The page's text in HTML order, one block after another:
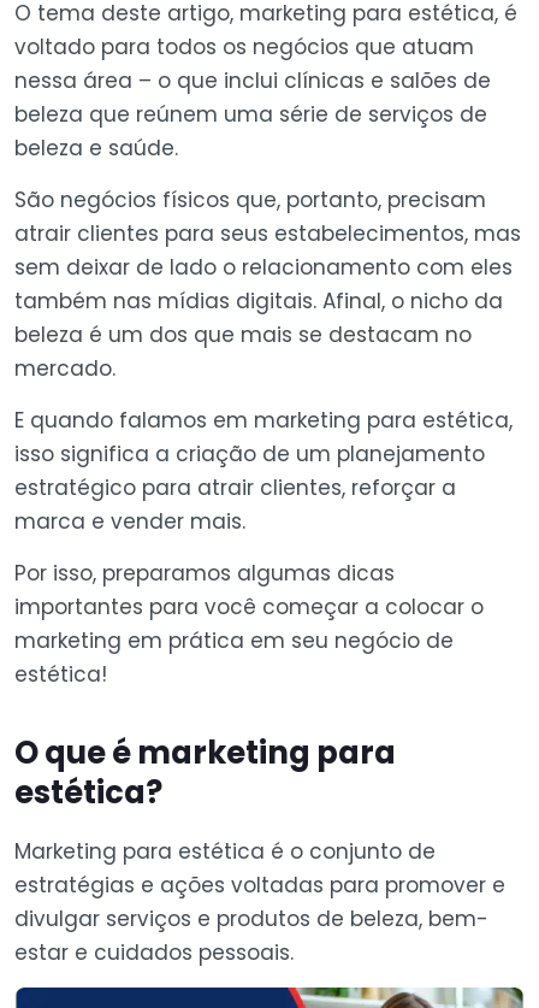
O tema deste artigo, marketing para estética, é
voltado para todos os negócios que atuam
nessa área – o que inclui clínicas e salões de
beleza que reúnem uma série de serviços de
beleza e saúde.
São negócios físicos que, portanto, precisam
atrair clientes para seus estabelecimentos, mas
sem deixar de lado o relacionamento com eles
também nas mídias digitais. Afinal, o nicho da
beleza é um dos que mais se destacam no
mercado.
E quando falamos em marketing para estética,
isso significa a criação de um planejamento
estratégico para atrair clientes, reforçar a
marca e vender mais.
Por isso, preparamos algumas dicas
importantes para você começar a colocar o
marketing em prática em seu negócio de
estética!
O que é marketing para
estética?
Marketing para estética é o conjunto de
estratégias e ações voltadas para promover e
divulgar serviços e produtos de beleza, bem-
estar e cuidados pessoais.